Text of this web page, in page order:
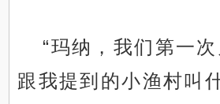
“玛纳，我们第一
跟我提到的小渔村叫